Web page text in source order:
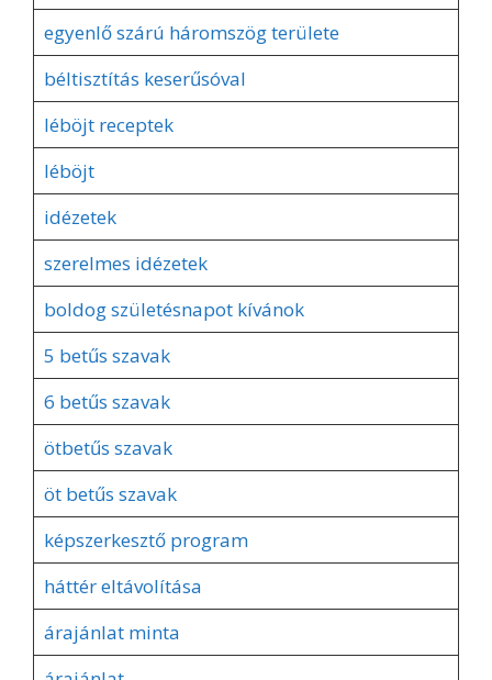
egyenlő szárú háromszög területe
béltisztítás keserűsóval
léböjt receptek
léböjt
idézetek
szerelmes idézetek
boldog születésnapot kívánok
5 betűs szavak
6 betűs szavak
ötbetűs szavak
öt betűs szavak
képszerkesztő program
háttér eltávolítása
árajánlat minta